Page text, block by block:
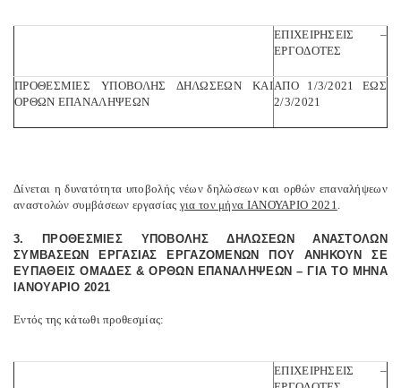
ΕΠΙΧΕΙΡΗΣΕΙΣ –
ΕΡΓΟΔΟΤΕΣ
ΠΡΟΘΕΣΜΙΕΣ ΥΠΟΒΟΛΗΣ ΔΗΛΩΣΕΩΝ ΚΑΙ
ΟΡΘΩΝ ΕΠΑΝΑΛΗΨΕΩΝ
ΑΠΟ 1/3/2021 ΕΩΣ
2/3/2021
Δίνεται η δυνατότητα υποβολής νέων δηλώσεων και ορθών επαναλήψεων
αναστολών συμβάσεων εργασίας για τον μήνα ΙΑΝΟΥΑΡΙΟ 2021.
3. ΠΡΟΘΕΣΜΙΕΣ ΥΠΟΒΟΛΗΣ ΔΗΛΩΣΕΩΝ ΑΝΑΣΤΟΛΩΝ
ΣΥΜΒΑΣΕΩΝ ΕΡΓΑΣΙΑΣ ΕΡΓΑΖΟΜΕΝΩΝ ΠΟΥ ΑΝΗΚΟΥΝ ΣΕ
ΕΥΠΑΘΕΙΣ ΟΜΑΔΕΣ & ΟΡΘΩΝ ΕΠΑΝΑΛΗΨΕΩΝ – ΓΙΑ ΤΟ ΜΗΝΑ
ΙΑΝΟΥΑΡΙΟ 2021
Εντός της κάτωθι προθεσμίας:
ΕΠΙΧΕΙΡΗΣΕΙΣ –